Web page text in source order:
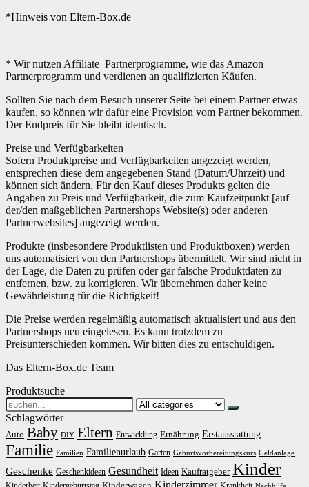
*Hinweis von Eltern-Box.de
* Wir nutzen Affiliate Partnerprogramme, wie das Amazon
Partnerprogramm und verdienen an qualifizierten Käufen.
Sollten Sie nach dem Besuch unserer Seite bei einem Partner etwas
kaufen, so können wir dafür eine Provision vom Partner bekommen.
Der Endpreis für Sie bleibt identisch.
Preise und Verfügbarkeiten
Sofern Produktpreise und Verfügbarkeiten angezeigt werden,
entsprechen diese dem angegebenen Stand (Datum/Uhrzeit) und
können sich ändern. Für den Kauf dieses Produkts gelten die
Angaben zu Preis und Verfügbarkeit, die zum Kaufzeitpunkt [auf
der/den maßgeblichen Partnershops Website(s) oder anderen
Partnerwebsites] angezeigt werden.
Produkte (insbesondere Produktlisten und Produktboxen) werden
uns automatisiert von den Partnershops übermittelt. Wir sind nicht in
der Lage, die Daten zu prüfen oder gar falsche Produktdaten zu
entfernen, bzw. zu korrigieren. Wir übernehmen daher keine
Gewährleistung für die Richtigkeit!
Die Preise werden regelmäßig automatisch aktualisiert und aus den
Partnershops neu eingelesen. Es kann trotzdem zu
Preisunterschieden kommen. Wir bitten dies zu entschuldigen.
Das Eltern-Box.de Team
Produktsuche
Search
for:
Schlagwörter
Auto Baby DIY Eltern Entwicklung Ernährung Erstausstattung
Familie Familien Familienurlaub Garten Geburtsvorbereitungskurs Geldanlage
Geschenke Geschenkideen Gesundheit Ideen Kaufratgeber Kinder
Kinderzimmer